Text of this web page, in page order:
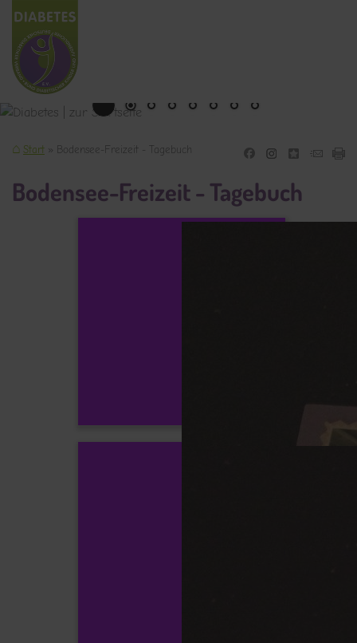
Start Bodensee-Freizeit - Tagebuch
Bodensee-Freizeit - Tagebuch